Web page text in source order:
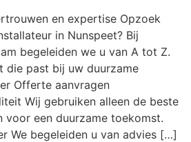
en expertise Opzoek
in Nunspeet? Bij
begeleiden we u van A tot Z.
die past bij uw duurzame
Offerte aanvragen
Wij gebruiken alleen de beste
voor een duurzame toekomst.
We begeleiden u van advies […]